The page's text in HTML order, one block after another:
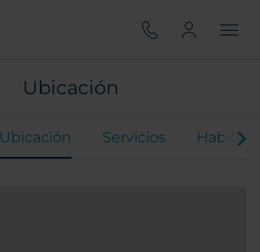
Ubicación
Ubicación Servicios